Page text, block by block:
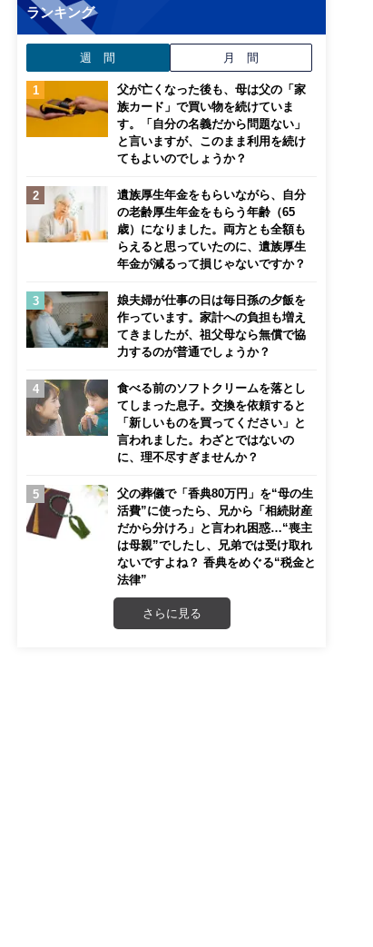
ランキング
週 間 月 間
父が亡くなった後も、母は父の「家
族カード」で買い物を続けていま
す。「自分の名義だから問題ない」
と言いますが、このまま利用を続け
てもよいのでしょうか？
遺族厚生年金をもらいながら、自分
の老齢厚生年金をもらう年齢（65
歳）になりました。両方とも全額も
らえると思っていたのに、遺族厚生
年金が減るって損じゃないですか？
娘夫婦が仕事の日は毎日孫の夕飯を
作っています。家計への負担も増え
てきましたが、祖父母なら無償で協
力するのが普通でしょうか？
食べる前のソフトクリームを落とし
てしまった息子。交換を依頼すると
「新しいものを買ってください」と
言われました。わざとではないの
に、理不尽すぎませんか？
父の葬儀で「香典80万円」を“母の生
活費”に使ったら、兄から「相続財産
だから分けろ」と言われ困惑…“喪主
は母親”でしたし、兄弟では受け取れ
ないですよね？ 香典をめぐる“税金と
法律”
さらに見る